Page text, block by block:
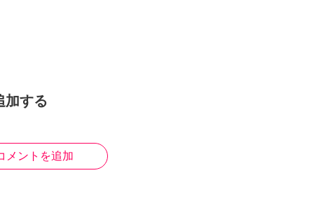
加する
メントを追加